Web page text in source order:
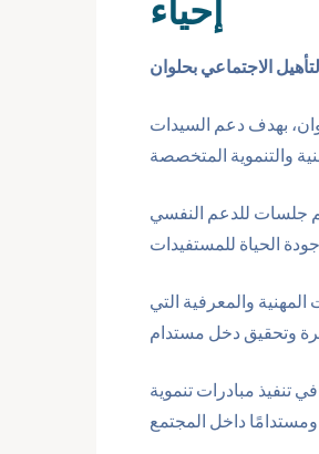
إحياء
الاجتماعي بحلوان
بهدف دعم السيدات
تقديم جلسات للدعم النفسي
والمعرفية التي
تنفيذ مبادرات تنموية